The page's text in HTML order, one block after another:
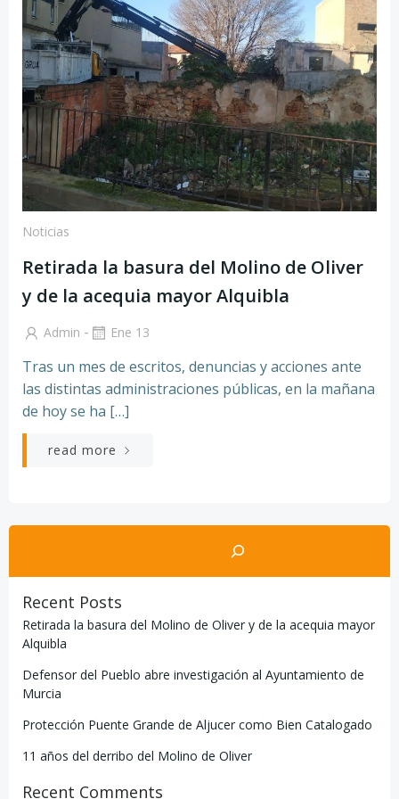
Noticias
Retirada la basura del Molino de Oliver
y de la acequia mayor Alquibla
Admin - Ene 13
Tras un mes de escritos, denuncias y acciones ante
las distintas administraciones públicas, en la mañana
de hoy se ha […]
read more
Buscar
Recent Posts
Retirada la basura del Molino de Oliver y de la acequia mayor
Alquibla
Defensor del Pueblo abre investigación al Ayuntamiento de
Murcia
Protección Puente Grande de Aljucer como Bien Catalogado
11 años del derribo del Molino de Oliver
Recent Comments